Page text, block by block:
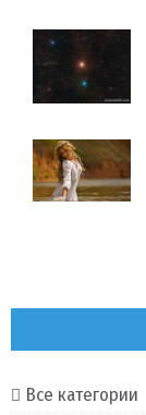
Все категории